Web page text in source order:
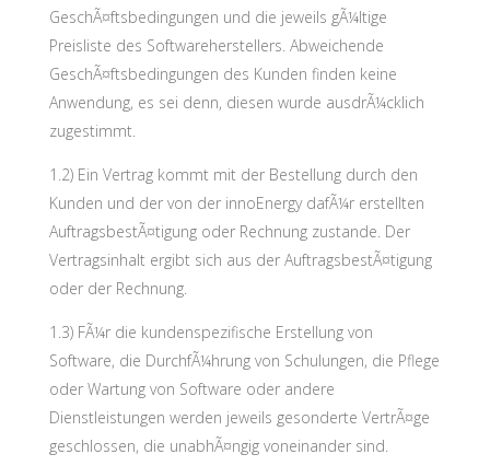
GeschÃ¤ftsbedingungen und die jeweils gÃ¼ltige
Preisliste des Softwareherstellers. Abweichende
GeschÃ¤ftsbedingungen des Kunden finden keine
Anwendung, es sei denn, diesen wurde ausdrÃ¼cklich
zugestimmt.
1.2) Ein Vertrag kommt mit der Bestellung durch den
Kunden und der von der innoEnergy dafÃ¼r erstellten
AuftragsbestÃ¤tigung oder Rechnung zustande. Der
Vertragsinhalt ergibt sich aus der AuftragsbestÃ¤tigung
oder der Rechnung.
1.3) FÃ¼r die kundenspezifische Erstellung von
Software, die DurchfÃ¼hrung von Schulungen, die Pflege
oder Wartung von Software oder andere
Dienstleistungen werden jeweils gesonderte VertrÃ¤ge
geschlossen, die unabhÃ¤ngig voneinander sind.